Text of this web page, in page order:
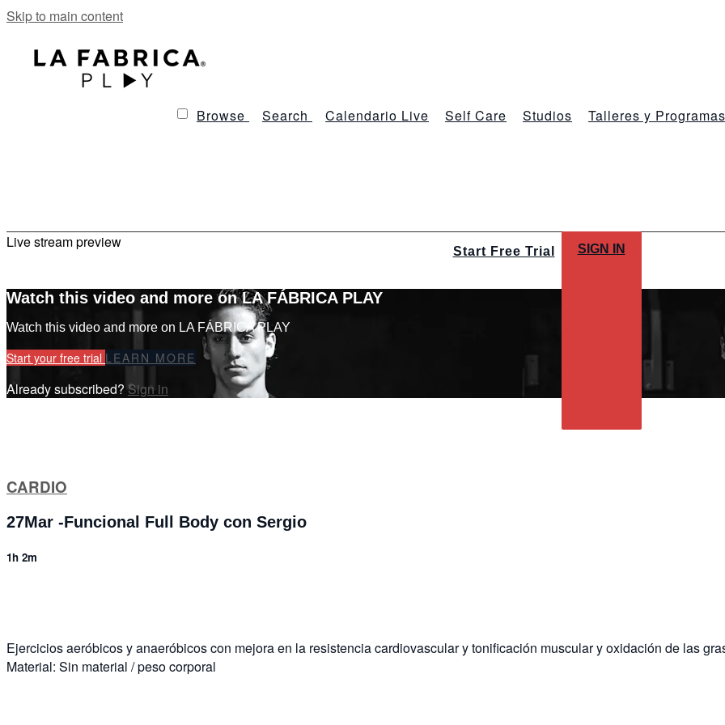
Skip to main content
Browse Search Calendario Live Self Care Studios Talleres y Programas
Start Free Trial SIGN IN
Live stream preview
Watch this video and more on LA FÁBRICA PLAY
Watch this video and more on LA FÁBRICA PLAY
Start your free trial LEARN MORE
Already subscribed?Sign in
CARDIO
27Mar -Funcional Full Body con Sergio
1h 2m
Ejercicios aeróbicos y anaeróbicos con mejora en la resistencia cardiovascular y tonificación muscular y oxidación de las
Material: Sin material / peso corporal